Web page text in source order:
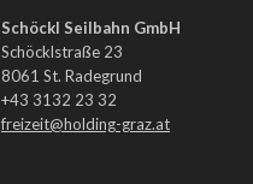
Schöckl Seilbahn GmbH
Schöcklstraße 23
8061 St. Radegrund
+43 3132 23 32
freizeit@holding-graz.at